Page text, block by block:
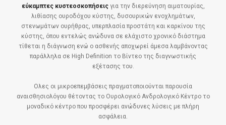
εύκαμπτες κυστεοσκοπήσειςγια την διερεύνηση αιματουρίας,
λιθίασης ουροδόχου κύστης, δυσουρικών ενοχλημάτων,
στενωμάτων ουρήθρας, υπερπλασία προστάτη και καρκίνου της
κύστης, όπου εντελώς ανώδυνα σε ελάχιστο χρονικό διάστημα
τίθεται η διάγνωση ενώ ο ασθενής αποχωρεί άμεσα λαμβάνοντας
παράλληλα σε High Definition το Βίντεο της διαγνωστικής
εξέτασης του.
Ολες οι μικροεπεμβάσεις πραγματοποιούνται παρουσία
αναισθησιολόγου θέτοντας το Ουρολογικό Ανδρολογικό Κέντρο το
μοναδικό κέντρο που προσφέρει ανώδυνες λύσεις με πλήρη
ασφάλεια.